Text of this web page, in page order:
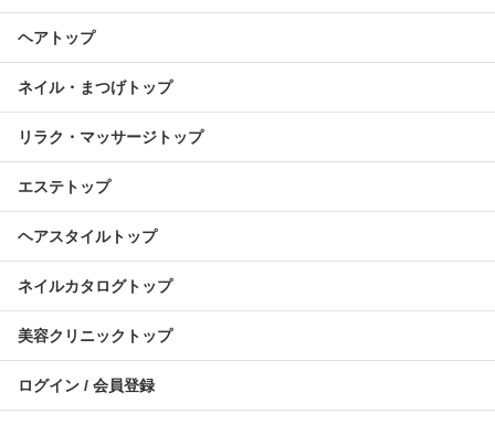
ヘアトップ
ネイル・まつげトップ
リラク・マッサージトップ
エステトップ
ヘアスタイルトップ
ネイルカタログトップ
美容クリニックトップ
ログイン / 会員登録